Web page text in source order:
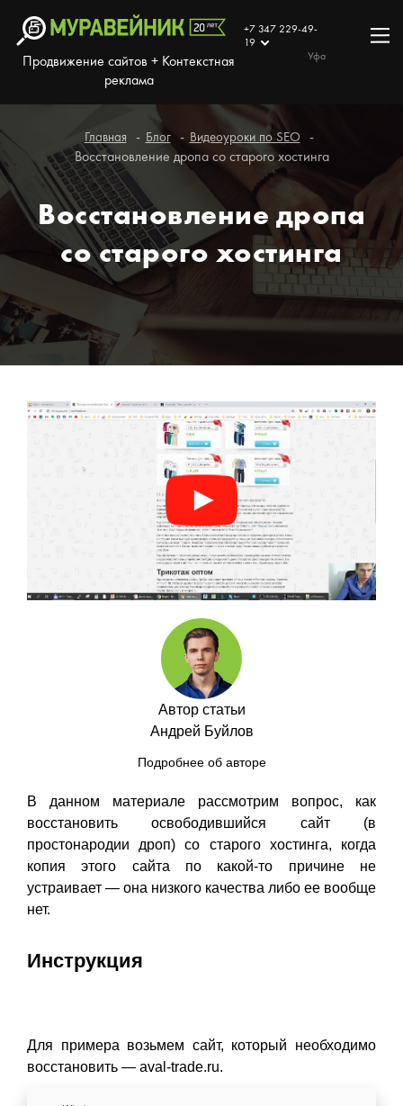
Продвижение сайтов + Контекстная
реклама
+7 347 229-49-
19
Уфа
Главная Блог Видеоуроки по SEO
Восстановление дропа со старого хостинга
Восстановление дропа
со старого хостинга
Автор статьи
Андрей Буйлов
Подробнее об авторе
В данном материале рассмотрим вопрос, как
восстановить освободившийся сайт (в
простонародии дроп) со старого хостинга, когда
копия этого сайта по какой-то причине не
устраивает — она низкого качества либо ее вообще
нет.
Инструкция
Для примера возьмем сайт, который необходимо
восстановить — aval-trade.ru.